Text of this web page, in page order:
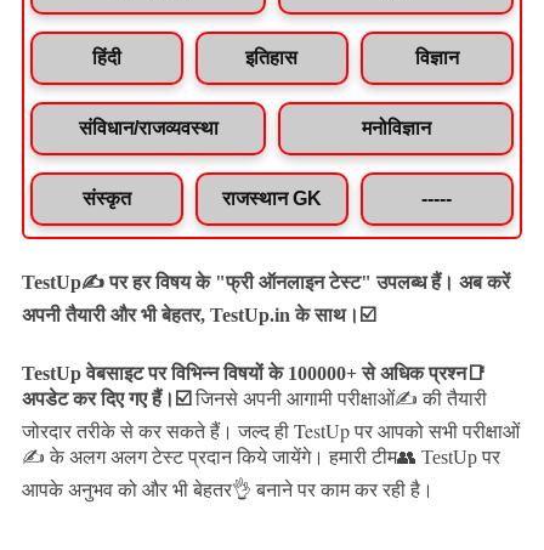
हिंदी इतिहास विज्ञान
संविधान/राजव्यवस्था मनोविज्ञान
संस्कृत राजस्थान GK -----
TestUp✍️ पर हर विषय के "फ्री ऑनलाइन टेस्ट" उपलब्ध हैं। अब करें
अपनी तैयारी और भी बेहतर, TestUp.in के साथ।☑️
TestUp वेबसाइट पर विभिन्न विषयों के 100000+ से अधिक प्रश्न📑
अपडेट कर दिए गए हैं। ☑️ जिनसे अपनी आगामी परीक्षाओं✍️ की तैयारी
जोरदार तरीके से कर सकते हैं।जल्द ही TestUp पर आपको सभी परीक्षाओं
✍️ के अलग अलग टेस्ट प्रदान किये जायेंगे। हमारी टीम👥 TestUp पर
आपके अनुभव को और भी बेहतर👌 बनाने पर काम कर रही है।